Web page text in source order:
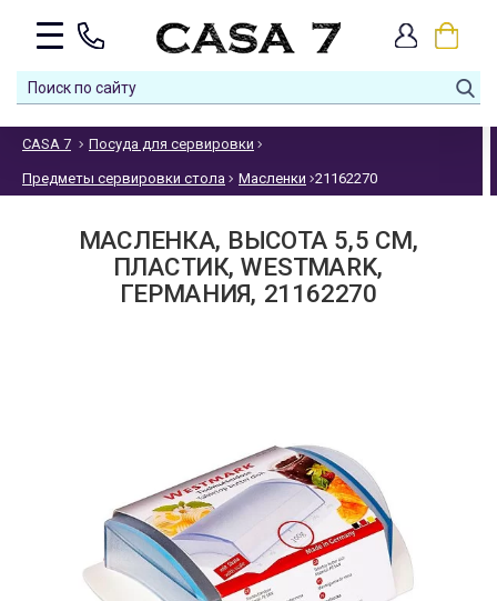
CASA 7 Посуда для сервировки
Предметы сервировки стола Масленки 21162270
МАСЛЕНКА, ВЫСОТА 5,5 СМ,
ПЛАСТИК, WESTMARK,
ГЕРМАНИЯ, 21162270